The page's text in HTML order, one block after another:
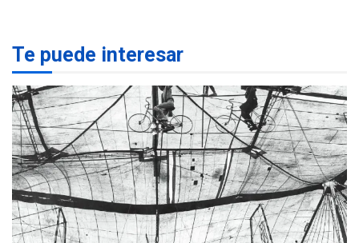
2
Margarita será sede de
para aprender a atender
adultos mayores
3
REGIONALES ÚLTIMA HORA
Mariño fortalece capacidad
operativa con flota
vehicular de 60 unidades
adquiridas en un año de
gestión
Te puede interesar